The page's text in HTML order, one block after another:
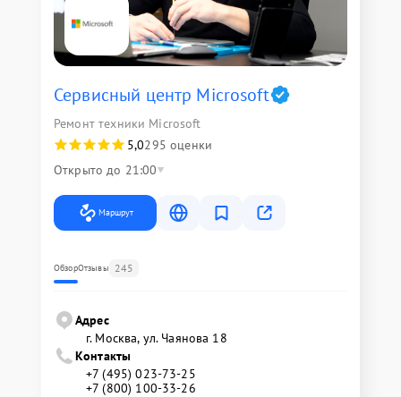
Сервисный центр Microsoft
Ремонт техники Microsoft
5,0295 оценки
Открыто до 21:00
Маршрут
ОбзорОтзывы 245
Адрес
г. Москва, ул. Чаянова 18
Контакты
+7 (495) 023-73-25
+7 (800) 100-33-26